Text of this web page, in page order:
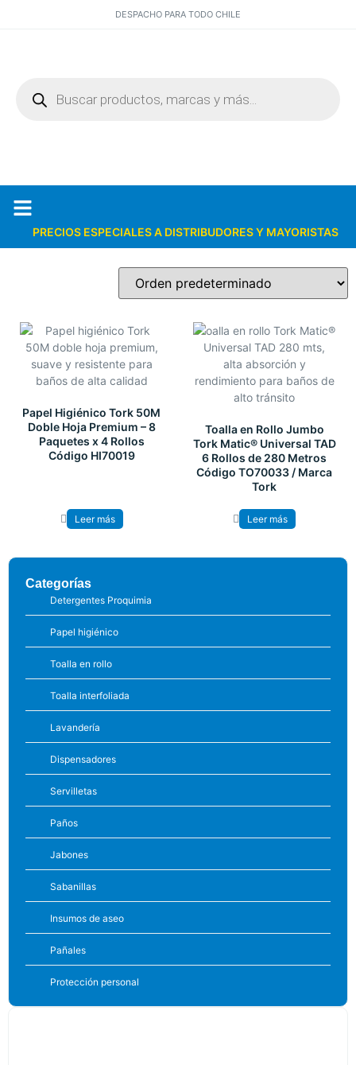
DESPACHO PARA TODO CHILE
PRECIOS ESPECIALES A DISTRIBUDORES Y MAYORISTAS
Categorías
Detergentes Proquimia
Papel higiénico
Toalla en rollo
Toalla interfoliada
Lavandería
Dispensadores
Servilletas
Paños
Jabones
Sabanillas
Insumos de aseo
Pañales
Protección personal
Papel Higiénico Tork 50M
Doble Hoja Premium – 8
Paquetes x 4 Rollos
Código HI70019
Leer más
Toalla en Rollo Jumbo
Tork Matic® Universal TAD
6 Rollos de 280 Metros
Código TO70033 / Marca
Tork
Leer más